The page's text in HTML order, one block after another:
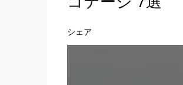
シェア